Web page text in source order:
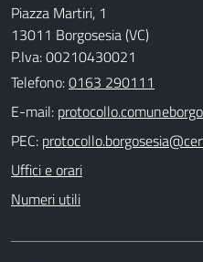
Piazza Martiri, 1
13011 Borgosesia (VC)
P.Iva: 00210430021
Telefono:0163 290111
E-mail:
PEC:
Uffici e orari
Numeri utili